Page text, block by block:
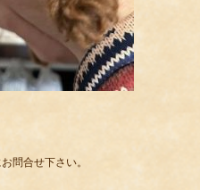
問合せ下さい。